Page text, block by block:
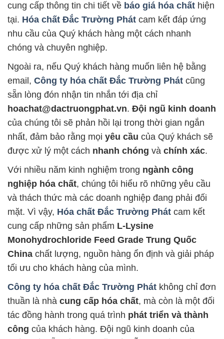
cung cấp thông tin chi tiết về báo giá hóa chất hiện
tại. Hóa chất Đắc Trường Phát cam kết đáp ứng
nhu cầu của Quý khách hàng một cách nhanh
chóng và chuyên nghiệp.
Ngoài ra, nếu Quý khách hàng muốn liên hệ bằng
email, Công ty hóa chất Đắc Trường Phát cũng
sẵn lòng đón nhận tin nhắn tới địa chỉ
hoachat@dactruongphat.vn. Đội ngũ kinh doanh
của chúng tôi sẽ phản hồi lại trong thời gian ngắn
nhất, đảm bảo rằng mọi yêu cầu của Quý khách sẽ
được xử lý một cách nhanh chóng và chính xác.
Với nhiều năm kinh nghiệm trong ngành công
nghiệp hóa chất, chúng tôi hiểu rõ những yêu cầu
và thách thức mà các doanh nghiệp đang phải đối
mặt. Vì vậy, Hóa chất Đắc Trường Phát cam kết
cung cấp những sản phẩm L-Lysine
Monohydrochloride Feed Grade Trung Quốc
China chất lượng, nguồn hàng ổn định và giải pháp
tối ưu cho khách hàng của mình.
Công ty hóa chất Đắc Trường Phát không chỉ đơn
thuần là nhà cung cấp hóa chất, mà còn là một đối
tác đồng hành trong quá trình phát triển và thành
công của khách hàng. Đội ngũ kinh doanh của